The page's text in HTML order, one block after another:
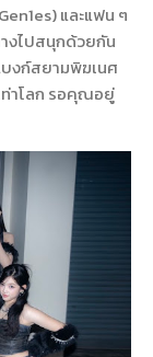
และแฟน ๆ
งไปสนุกด้วยกัน
บงก์สยามพิฆเนศ
าโลก รอคุณอยู่